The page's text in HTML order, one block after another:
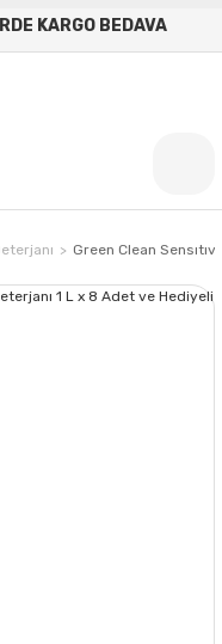
KARGO BEDAVA
Green Clean